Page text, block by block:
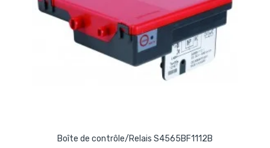
Boîte de contrôle/Relais S4565BF1112B